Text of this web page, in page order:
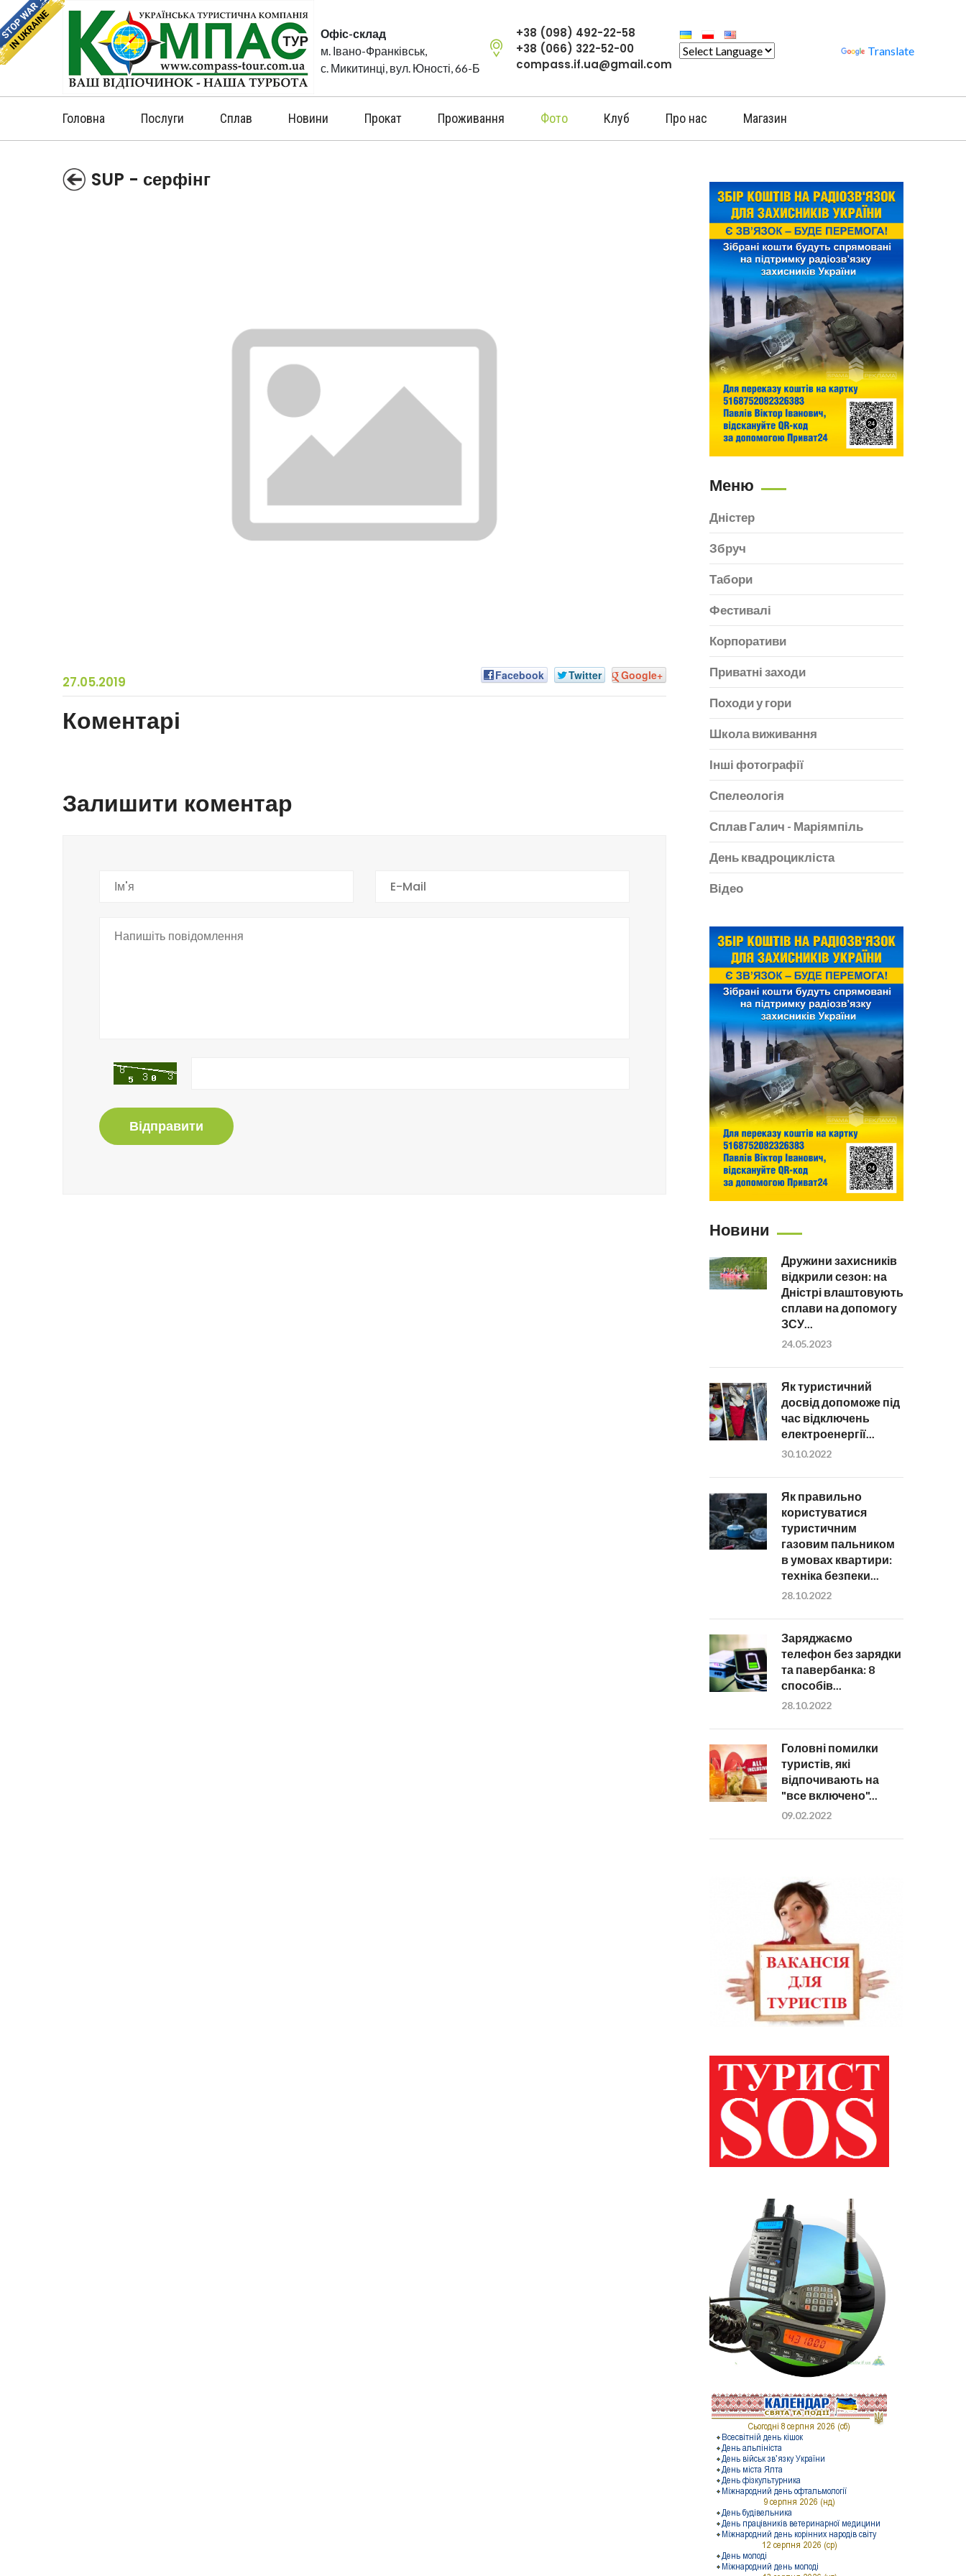
Офіс-склад
м. Івано-Франківськ,
с. Микитинці, вул. Юності, 66-Б
+38 (098) 492-22-58
+38 (066) 322-52-00
compass.if.ua@gmail.com
Translate
Головна Послуги Сплав Новини Прокат Проживання Фото Клуб Про нас Магазин
SUP - серфінг
27.05.2019 Facebook Twitter Google+
Коментарі
Залишити коментар
Відправити
Меню
Дністер
Збруч
Табори
Фестивалі
Корпоративи
Приватні заходи
Походи у гори
Школа виживання
Інші фотографії
Спелеологія
Сплав Галич - Маріямпіль
День квадроцикліста
Відео
Новини
Дружини захисників
відкрили сезон: на
Дністрі влаштовують
сплави на допомогу
ЗСУ...
24.05.2023
Як туристичний
досвід допоможе під
час відключень
електроенергії...
30.10.2022
Як правильно
користуватися
туристичним
газовим пальником
в умовах квартири:
техніка безпеки...
28.10.2022
Заряджаємо
телефон без зарядки
та павербанка: 8
способів...
28.10.2022
Головні помилки
туристів, які
відпочивають на
"все включено"...
09.02.2022